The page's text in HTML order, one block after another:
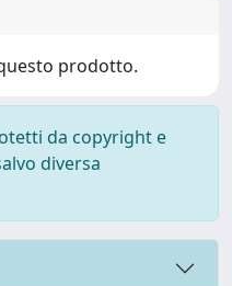
prodotto.
da copyright e
diversa